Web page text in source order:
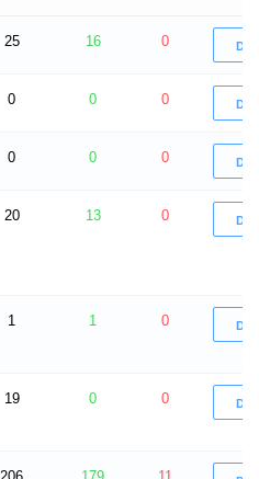
25 16 0
0 0 0
0 0 0
20 13 0
1 1 0
19 0 0